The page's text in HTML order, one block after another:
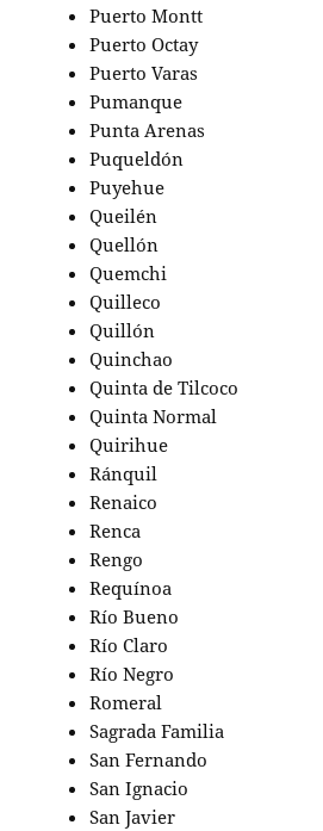
Puerto Montt
Puerto Octay
Puerto Varas
Pumanque
Punta Arenas
Puqueldón
Puyehue
Queilén
Quellón
Quemchi
Quilleco
Quillón
Quinchao
Quinta de Tilcoco
Quinta Normal
Quirihue
Ránquil
Renaico
Renca
Rengo
Requínoa
Río Bueno
Río Claro
Río Negro
Romeral
Sagrada Familia
San Fernando
San Ignacio
San Javier